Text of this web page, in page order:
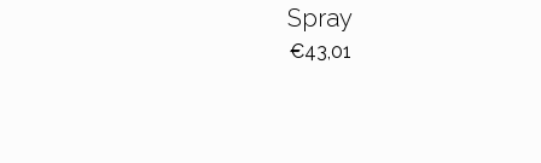
Spray
€43,01